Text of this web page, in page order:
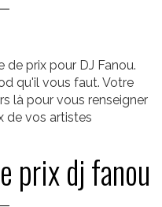
prix pour DJ Fanou.
qu'il vous faut. Votre
là pour vous renseigner
de vos artistes
prix dj fanou